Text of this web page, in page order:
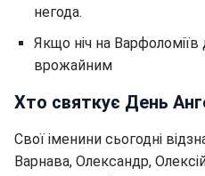
негода.
Якщо ніч на Варфоломіїв
врожайним
Хто святкує День
Свої іменини сьогодні
Варнава, Олександр,